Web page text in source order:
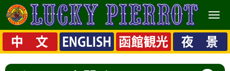
メ
ニ
ュ
ー